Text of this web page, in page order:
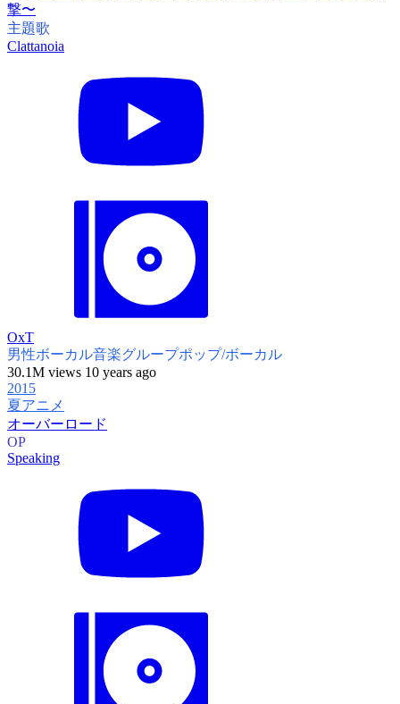
撃〜
主題歌
Clattanoia
OxT
男性ボーカル音楽グループポップ/ボーカル
30.1M views 10 years ago
2015
夏アニメ
オーバーロード
OP
Speaking